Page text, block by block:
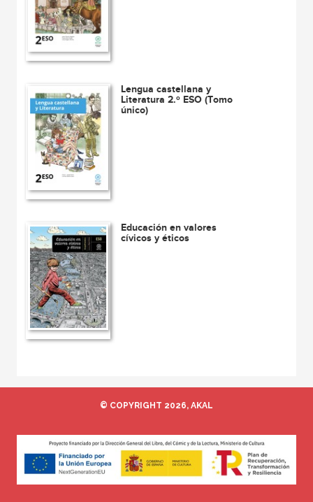
Lengua castellana y
Literatura 2.º ESO (Tomo
único)
Educación en valores
cívicos y éticos
© COPYRIGHT 2026, AKAL